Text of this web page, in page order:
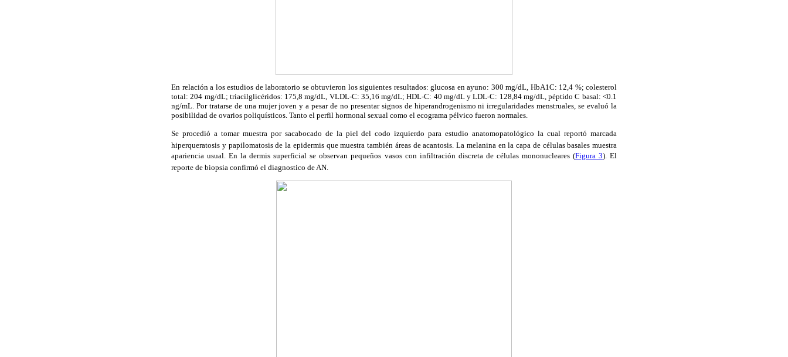
En relación a los estudios de laboratorio se obtuvieron los siguientes resultados: glucosa en ayuno: 300 mg/dL, HbA1C: 12,4 %; colesterol
total: 204 mg/dL; triacilglicéridos: 175,8 mg/dL, VLDL-C: 35,16 mg/dL; HDL-C: 40 mg/dL y LDL-C: 128,84 mg/dL, péptido C basal: <0.1
ng/mL. Por tratarse de una mujer joven y a pesar de no presentar signos de hiperandrogenismo ni irregularidades menstruales, se evaluó la
posibilidad de ovarios poliquísticos. Tanto el perfil hormonal sexual como el ecograma pélvico fueron normales.
Se procedió a tomar muestra por sacabocado de la piel del codo izquierdo para estudio anatomopatológico la cual reportó marcada
hiperqueratosis y papilomatosis de la epidermis que muestra también áreas de acantosis. La melanina en la capa de células basales muestra
apariencia usual. En la dermis superficial se observan pequeños vasos con infiltración discreta de células mononucleares (Figura 3). El
reporte de biopsia confirmó el diagnostico de AN.